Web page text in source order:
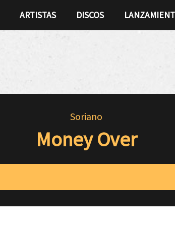
ARTISTAS DISCOS
Soriano
Money Over